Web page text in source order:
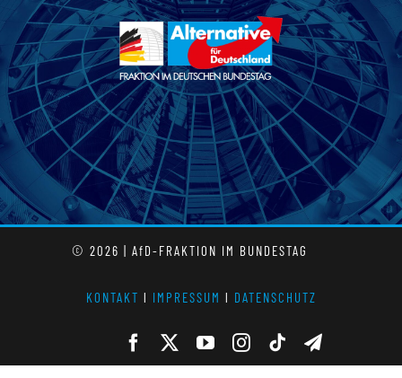
© 2026 | AfD-FRAKTION IM BUNDESTAG
KONTAKT l IMPRESSUM l DATENSCHUTZ